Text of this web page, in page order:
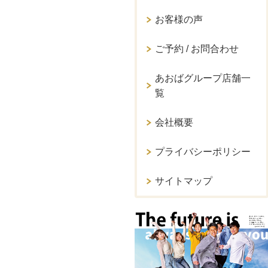
お客様の声
ご予約 / お問合わせ
あおばグループ店舗一
覧
会社概要
プライバシーポリシー
サイトマップ